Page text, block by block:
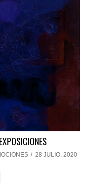
/ 28 JULIO, 2020